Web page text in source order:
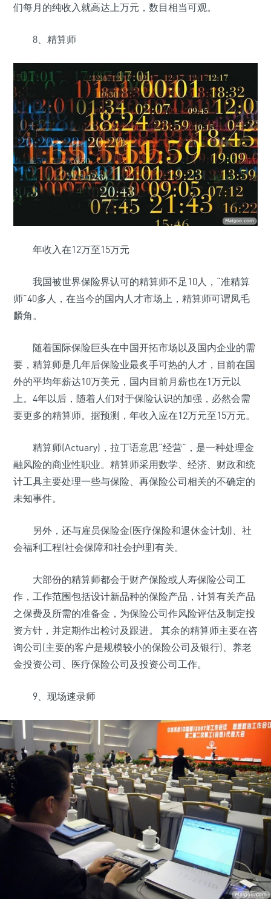
们每月的纯收入就高达上万元，数目相当可观。
8、精算师
年收入在12万至15万元
我国被世界保险界认可的精算师不足10人，“准精算
师”40多人，在当今的国内人才市场上，精算师可谓凤毛
麟角。
随着国际保险巨头在中国开拓市场以及国内企业的需
要，精算师是几年后保险业最炙手可热的人才，目前在国
外的平均年薪达10万美元，国内目前月薪也在1万元以
上。4年以后，随着人们对于保险认识的加强，必然会需
要更多的精算师。据预测，年收入应在12万元至15万元。
精算师(Actuary)，拉丁语意思“经营”，是一种处理金
融风险的商业性职业。精算师采用数学、经济、财政和统
计工具主要处理一些与保险、再保险公司相关的不确定的
未知事件。
另外，还与雇员保险金(医疗保险和退休金计划)、社
会福利工程(社会保障和社会护理)有关。
大部份的精算师都会于财产保险或人寿保险公司工
作，工作范围包括设计新品种的保险产品，计算有关产品
之保费及所需的准备金，为保险公司作风险评估及制定投
资方针，并定期作出检讨及跟进。 其余的精算师主要在咨
询公司(主要的客户是规模较小的保险公司及银行)、养老
金投资公司、医疗保险公司及投资公司工作。
9、现场速录师